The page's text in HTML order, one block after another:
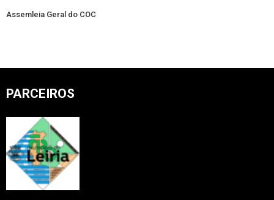
Assemleia Geral do COC
PARCEIROS